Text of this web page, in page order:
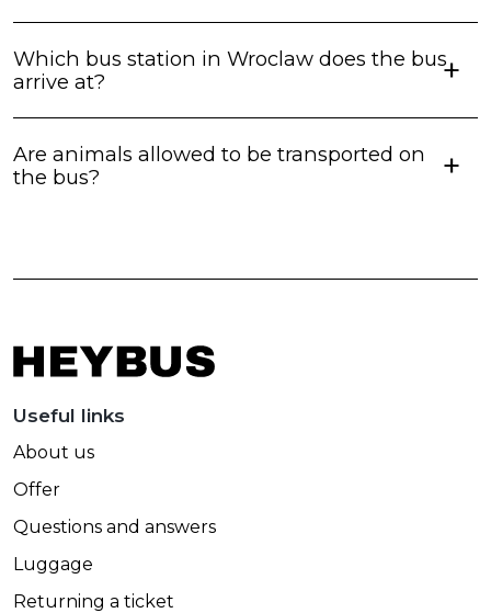
Which bus station in Wroclaw does the bus
arrive at?
Are animals allowed to be transported on
the bus?
Useful links
About us
Offer
Questions and answers
Luggage
Returning a ticket